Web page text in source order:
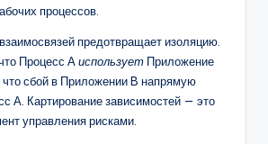
процессов.
предотвращает изоляцию.
Процесс Аиспользует Приложение
сбой в Приложении B напрямую
А. Картирование зависимостей — это
управления рисками.